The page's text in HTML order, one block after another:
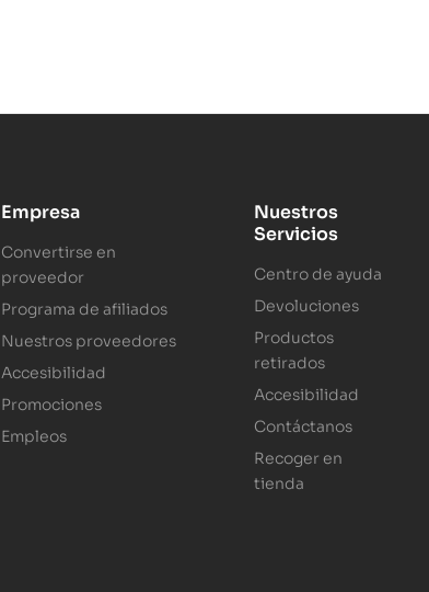
Empresa
Convertirse en
proveedor
Programa de afiliados
Nuestros proveedores
Accesibilidad
Promociones
Empleos
Nuestros
Servicios
Centro de ayuda
Devoluciones
Productos
retirados
Accesibilidad
Contáctanos
Recoger en
tienda